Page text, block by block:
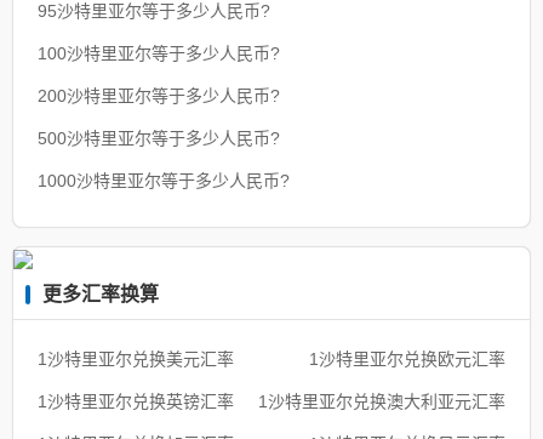
95沙特里亚尔等于多少人民币?
100沙特里亚尔等于多少人民币?
200沙特里亚尔等于多少人民币?
500沙特里亚尔等于多少人民币?
1000沙特里亚尔等于多少人民币?
更多汇率换算
1沙特里亚尔兑换美元汇率 1沙特里亚尔兑换欧元汇率
1沙特里亚尔兑换英镑汇率 1沙特里亚尔兑换澳大利亚元汇率